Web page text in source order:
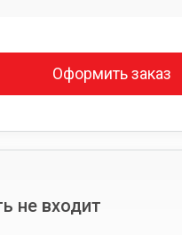
Оформить заказ
не входит